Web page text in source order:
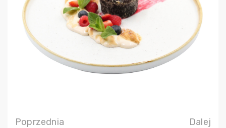
Poprzednia
Dalej